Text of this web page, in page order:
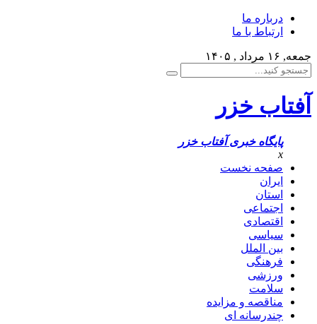
درباره ما
ارتباط با ما
جمعه, ۱۶ مرداد , ۱۴۰۵
آفتاب خزر
پایگاه خبری آفتاب خزر
x
صفحه نخست
ایران
استان
اجتماعی
اقتصادی
سیاسی
بین الملل
فرهنگی
ورزشی
سلامت
مناقصه و مزایده
چندرسانه ای